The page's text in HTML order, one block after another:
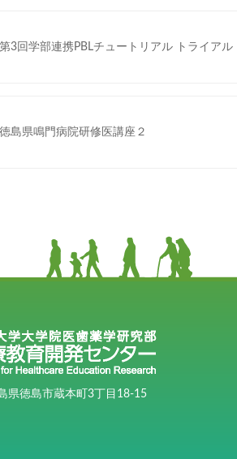
第3回学部連携PBLチュートリアル トライアル
徳島県鳴門病院研修医講座２
徳島市蔵本町3丁目18-15